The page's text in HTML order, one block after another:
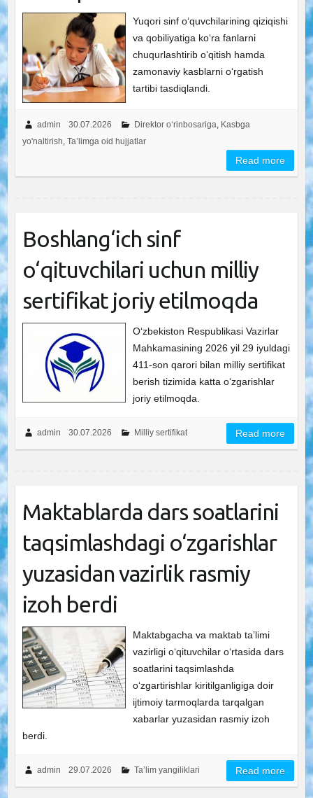
Yuqori sinf oʻquvchilarining qiziqishi
va qobiliyatiga koʻra fanlarni
chuqurlashtirib oʻqitish hamda
zamonaviy kasblarni oʻrgatish
tartibi tasdiqlandi.
admin 30.07.2026 Direktor o‘rinbosariga, Kasbga
yo'naltirish, Ta’limga oid hujjatlar
Read more
Boshlang‘ich sinf
o‘qituvchilari uchun milliy
sertifikat joriy etilmoqda
O‘zbekiston Respublikasi Vazirlar
Mahkamasining 2026 yil 29 iyuldagi
411-son qarori bilan milliy sertifikat
berish tizimida katta o‘zgarishlar
joriy etilmoqda.
admin 30.07.2026 Milliy sertifikat Read more
Maktablarda dars soatlarini
taqsimlashdagi o‘zgarishlar
yuzasidan vazirlik rasmiy
izoh berdi
Maktabgacha va maktab ta’limi
vazirligi oʻqituvchilar oʻrtasida dars
soatlarini taqsimlashda
oʻzgartirishlar kiritilganligiga doir
ijtimoiy tarmoqlarda tarqalgan
xabarlar yuzasidan rasmiy izoh
berdi.
admin 29.07.2026 Ta’lim yangiliklari Read more